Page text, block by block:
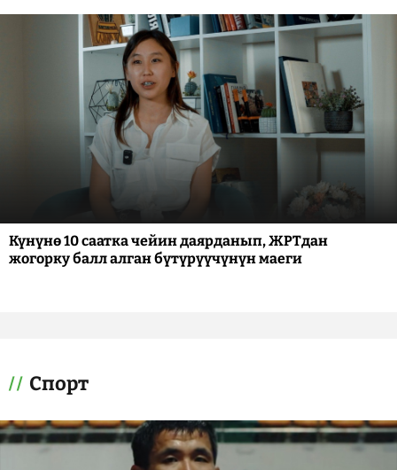
Күнүнө 10 саатка чейин даярданып, ЖРТдан
жогорку балл алган бүтүрүүчүнүн маеги
Спорт